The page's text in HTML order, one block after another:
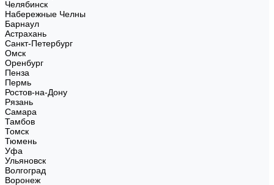
Челябинск
Набережные Челны
Барнаул
Астрахань
Санкт-Петербург
Омск
Оренбург
Пенза
Пермь
Ростов-на-Дону
Рязань
Самара
Тамбов
Томск
Тюмень
Уфа
Ульяновск
Волгоград
Воронеж